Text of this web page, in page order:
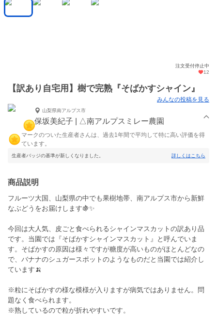
注文受付停止中
12
【訳あり自宅用】樹で完熟『そばかすシャイン』
みんなの投稿を見る
山梨県南アルプス市
保坂美紀子 | △南アルプスミレー農園
マークのついた生産者さんは、過去1年間で平均して特に高い評価を得
ています。
生産者バッジの基準が新しくなりました。 詳しくはこちら
商品説明
フルーツ大国、山梨県の中でも果樹地帯、南アルプス市から新鮮
なぶどうをお届けします🍇✨
今回は大人気、皮ごと食べられるシャインマスカットの訳あり品
です。当園では『そばかすシャインマスカット』と呼んでいま
す。そばかすの原因は様々ですが糖度が高いものがほとんどなの
で、バナナのシュガースポットのようなものだと当園では紹介し
ています🍌
※粒にそばかすの様な模様が入りますが病気ではありません。問
題なく食べられます。
※熟しているので粒が折れやすいです。